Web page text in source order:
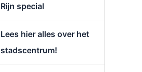
Rijn special
Lees hier alles over het
stadscentrum!